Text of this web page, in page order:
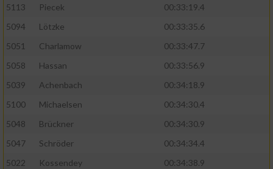
5113
Piecek
00:33:19.4
5094
Lötzke
00:33:35.6
5051
Charlamow
00:33:47.7
5058
Hassan
00:33:56.9
5039
Achenbach
00:34:18.9
5100
Michaelsen
00:34:30.4
5048
Brückner
00:34:30.9
5047
Schröder
00:34:34.4
5022
Kossendey
00:34:38.9